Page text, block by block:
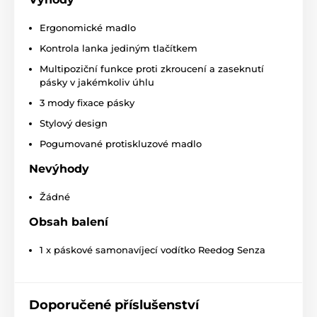
Samonavíjecí vodítko Reedog je
Senza vám kdekolivzaručí pohodlné a snadné
Ergonomické madlo
Kontrola lanka jediným tlačítkem
Multipoziční funkce proti zkroucení a zaseknutí
pásky v jakémkoliv úhlu
3 mody fixace pásky
Stylový design
Pogumované protiskluzové madlo
Nevýhody
Žádné
Obsah balení
1 x páskové samonavíjecí vodítko Reedog Senza
Doporučené příslušenství